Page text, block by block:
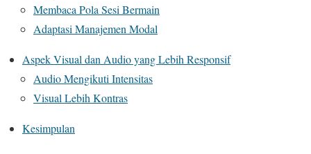
Membaca Pola Sesi Bermain
Adaptasi Manajemen Modal
Aspek Visual dan Audio yang Lebih Responsif
Audio Mengikuti Intensitas
Visual Lebih Kontras
Kesimpulan